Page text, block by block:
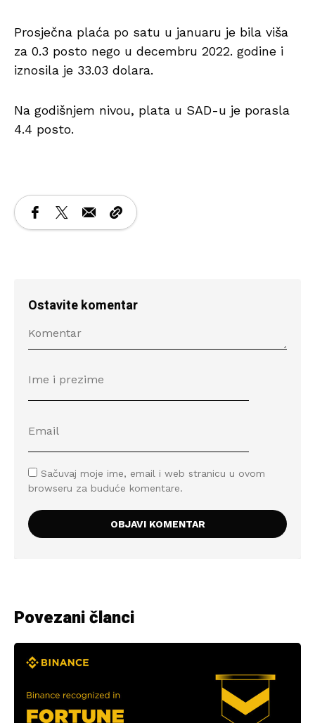
Prosječna plaća po satu u januaru je bila viša
za 0.3 posto nego u decembru 2022. godine i
iznosila je 33.03 dolara.
Na godišnjem nivou, plata u SAD-u je porasla
4.4 posto.
Ostavite komentar
Sačuvaj moje ime, email i web stranicu u ovom
browseru za buduće komentare.
Povezani članci